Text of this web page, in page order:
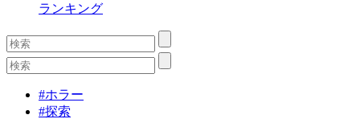
ランキング
#ホラー
#探索